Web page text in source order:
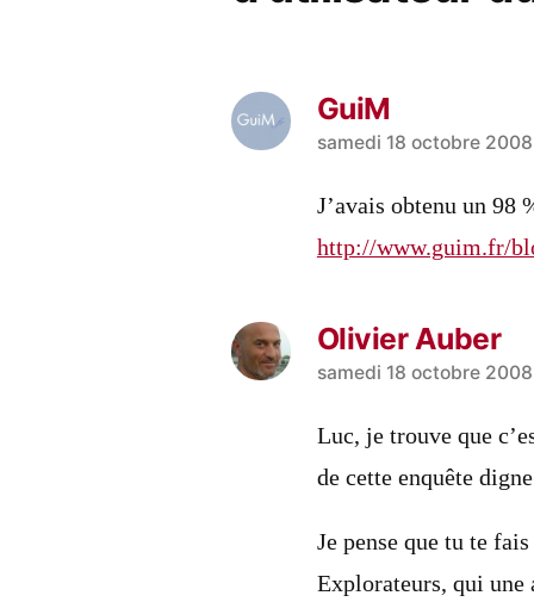
GuiM
a
dit :
samedi 18 octobre
J’avais obtenu un 98
http://www.guim.fr/
Olivier Auber
a
dit :
samedi 18 octobre 2008
Luc, je trouve que
de cette enquête
Je pense que tu te
Explorateurs, qui une